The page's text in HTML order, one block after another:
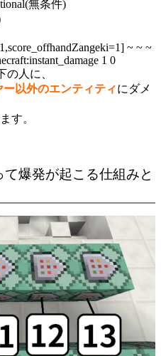
無条件)
~ ~ ~
1 0
の人に、
以外のエンティティにダメ
す。
爆発が起こる仕組みと